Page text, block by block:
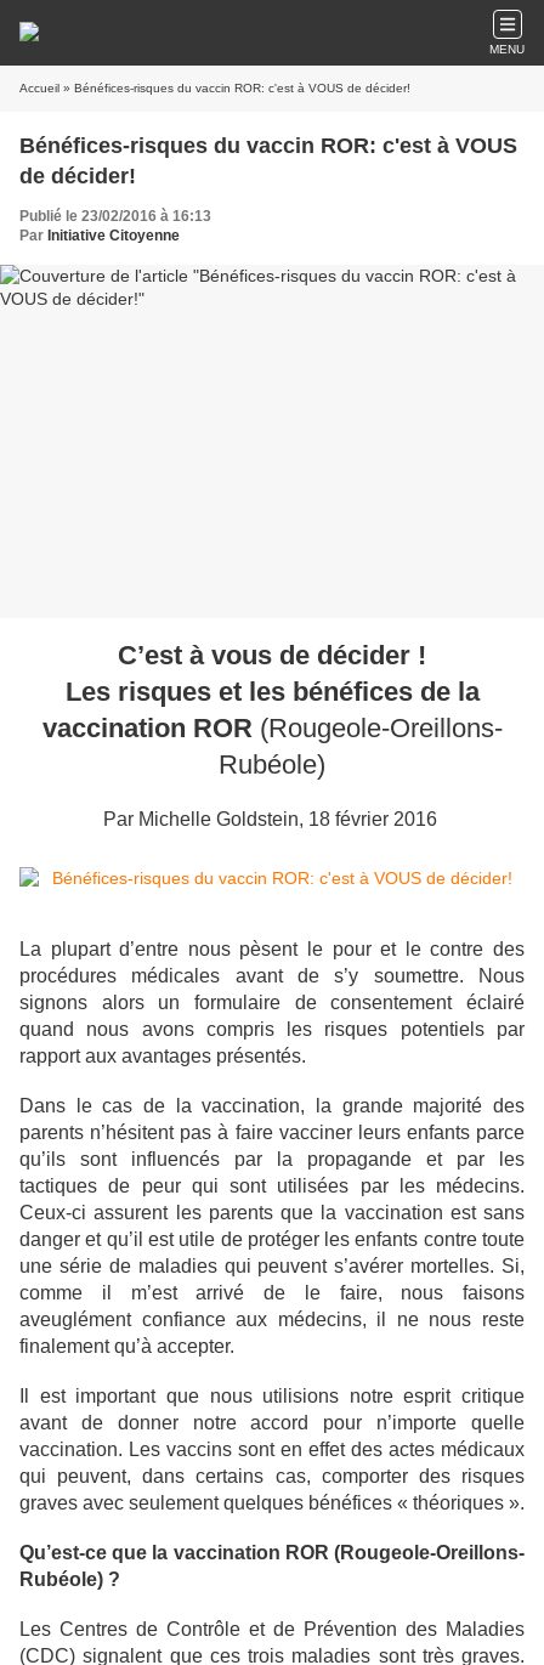
MENU
Accueil » Bénéfices-risques du vaccin ROR: c'est à VOUS de décider!
Bénéfices-risques du vaccin ROR: c'est à VOUS
de décider!
Publié le 23/02/2016 à 16:13
Par Initiative Citoyenne
C’est à vous de décider !
Les risques et les bénéfices de la
vaccination ROR (Rougeole-Oreillons-
Rubéole)
Par Michelle Goldstein, 18 février 2016
La plupart d’entre nous pèsent le pour et le contre des
procédures médicales avant de s’y soumettre. Nous
signons alors un formulaire de consentement éclairé
quand nous avons compris les risques potentiels par
rapport aux avantages présentés.
Dans le cas de la vaccination, la grande majorité des
parents n’hésitent pas à faire vacciner leurs enfants parce
qu’ils sont influencés par la propagande et par les
tactiques de peur qui sont utilisées par les médecins.
Ceux-ci assurent les parents que la vaccination est sans
danger et qu’il est utile de protéger les enfants contre toute
une série de maladies qui peuvent s’avérer mortelles. Si,
comme il m’est arrivé de le faire, nous faisons
aveuglément confiance aux médecins, il ne nous reste
finalement qu’à accepter.
Il est important que nous utilisions notre esprit critique
avant de donner notre accord pour n’importe quelle
vaccination. Les vaccins sont en effet des actes médicaux
qui peuvent, dans certains cas, comporter des risques
graves avec seulement quelques bénéfices « théoriques ».
Qu’est-ce que la vaccination ROR (Rougeole-Oreillons-
Rubéole) ?
Les Centres de Contrôle et de Prévention des Maladies
(CDC) signalent que ces trois maladies sont très graves.